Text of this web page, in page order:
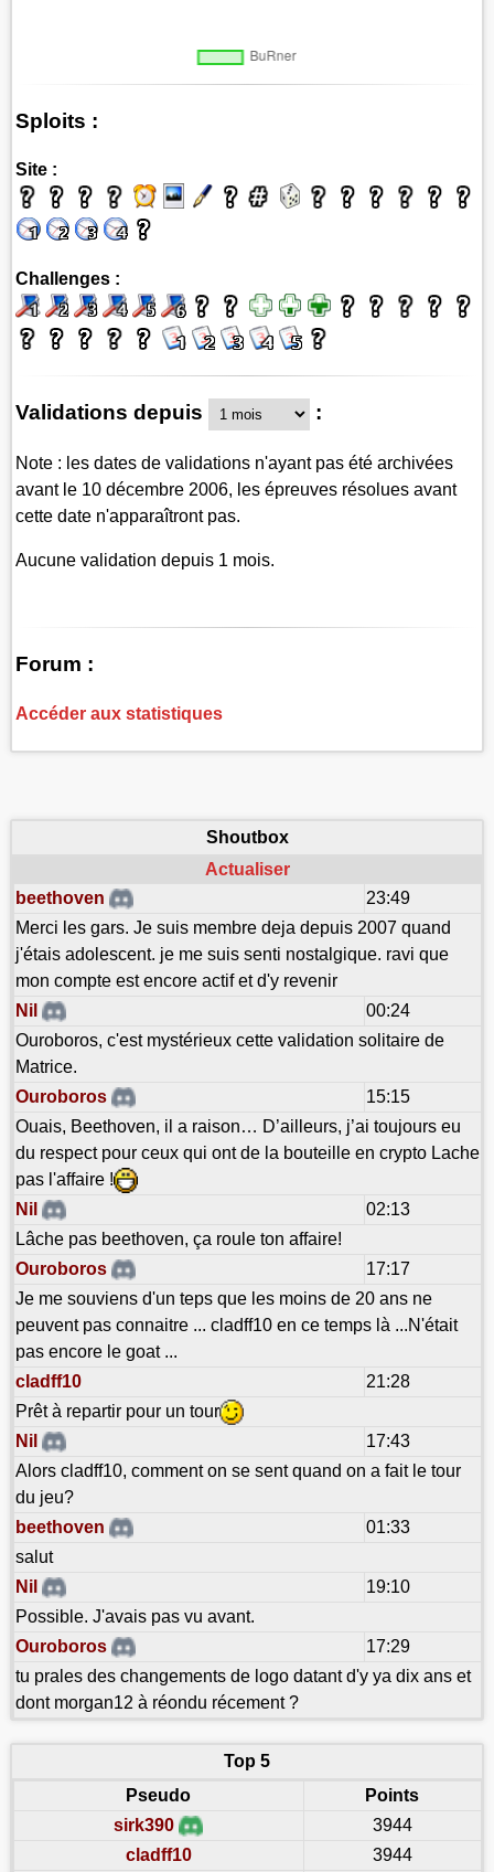
Sploits :
Site :
Challenges :
Validations depuis :
Note : les dates de validations n'ayant pas été archivées
avant le 10 décembre 2006, les épreuves résolues avant
cette date n'apparaîtront pas.
Aucune validation depuis 1 mois.
Forum :
Accéder aux statistiques
Shoutbox
Actualiser
beethoven
23:49
Merci les gars. Je suis membre deja depuis 2007 quand
j'étais adolescent. je me suis senti nostalgique. ravi que
mon compte est encore actif et d'y revenir
Nil
00:24
Ouroboros, c'est mystérieux cette validation solitaire de
Matrice.
Ouroboros
15:15
Ouais, Beethoven, il a raison… D’ailleurs, j’ai toujours eu
du respect pour ceux qui ont de la bouteille en crypto Lache
pas l'affaire !
Nil
02:13
Lâche pas beethoven, ça roule ton affaire!
Ouroboros
17:17
Je me souviens d'un teps que les moins de 20 ans ne
peuvent pas connaitre ... cladff10 en ce temps là ...N'était
pas encore le goat ...
cladff10
21:28
Prêt à repartir pour un tour
Nil
17:43
Alors cladff10, comment on se sent quand on a fait le tour
du jeu?
beethoven
01:33
salut
Nil
19:10
Possible. J'avais pas vu avant.
Ouroboros
17:29
tu prales des changements de logo datant d'y ya dix ans et
dont morgan12 à réondu récement ?
Top 5
Pseudo
Points
sirk390
3944
cladff10
3944